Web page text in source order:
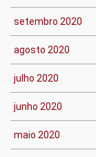
setembro 2020
agosto 2020
julho 2020
junho 2020
maio 2020